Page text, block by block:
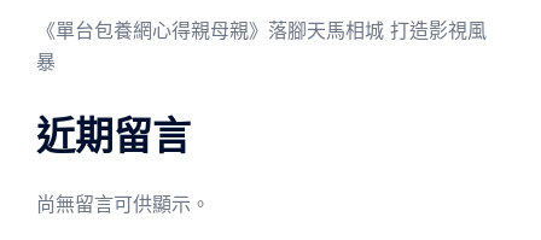
《單台包養網心得親母親》落腳天馬相城 打造影視風
暴
近期留言
尚無留言可供顯示。